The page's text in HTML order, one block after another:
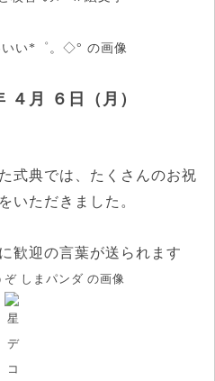
月 ６日（月）
式典では、たくさんのお祝
いただきました。
歓迎の言葉が送られます